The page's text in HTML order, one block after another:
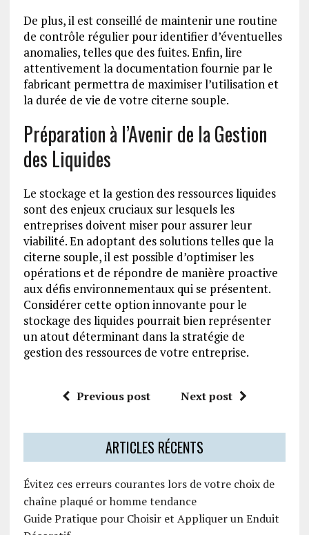
De plus, il est conseillé de maintenir une routine
de contrôle régulier pour identifier d’éventuelles
anomalies, telles que des fuites. Enfin, lire
attentivement la documentation fournie par le
fabricant permettra de maximiser l’utilisation et
la durée de vie de votre citerne souple.
Préparation à l’Avenir de la Gestion
des Liquides
Le stockage et la gestion des ressources liquides
sont des enjeux cruciaux sur lesquels les
entreprises doivent miser pour assurer leur
viabilité. En adoptant des solutions telles que la
citerne souple, il est possible d’optimiser les
opérations et de répondre de manière proactive
aux défis environnementaux qui se présentent.
Considérer cette option innovante pour le
stockage des liquides pourrait bien représenter
un atout déterminant dans la stratégie de
gestion des ressources de votre entreprise.
Previous post Next post
ARTICLES RÉCENTS
Évitez ces erreurs courantes lors de votre choix de
chaîne plaqué or homme tendance
Guide Pratique pour Choisir et Appliquer un Enduit